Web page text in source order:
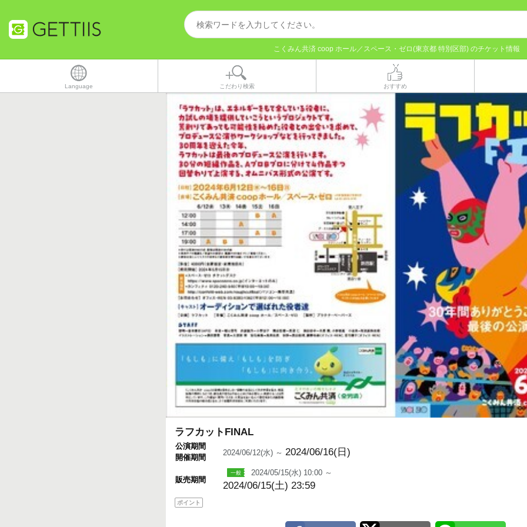
こくみん共済 coop ホール／スペース・ゼロ(東京都 特別区部) のチケット情報
Language こだわり検索 おすすめ
ラフカットFINAL
公演期間
開催期間
2024/06/12(水) ～ 2024/06/16(日)
販売期間
2024/05/15(水) 10:00 ～
2024/06/15(土) 23:59
ポイント